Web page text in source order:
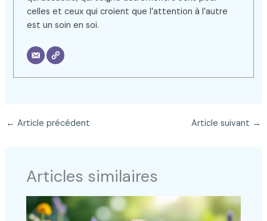
celles et ceux qui croient que l’attention à l’autre
est un soin en soi.
← Article précédent Article suivant →
Articles similaires